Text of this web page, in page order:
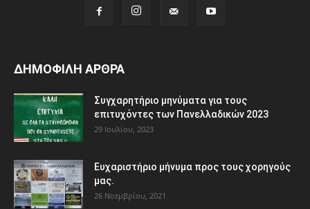
ΔΗΜΟΦΙΛΗ ΑΡΘΡΑ
Συγχαρητήριο μηνύματα για τους
επιτυχόντες των Πανελλαδικών 2023
29 Ιουλίου, 2023
Ευχαριστήριο μήνυμα προς τους χορηγούς
μας.
26 Νοεμβρίου, 2021